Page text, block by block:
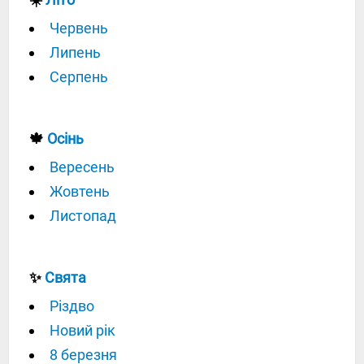
Червень
Липень
Серпень
🍁 Осінь
Вересень
Жовтень
Листопад
✨Свята
Різдво
Новий рік
8 березня